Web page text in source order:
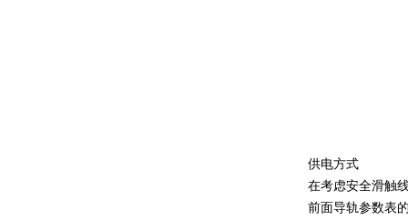
供电方式
在考虑安全滑触
前面导轨参数表